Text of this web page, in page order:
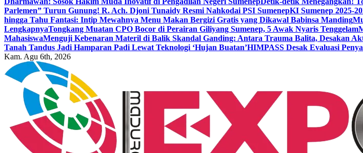
Parlemen” Turun Gunung! R. Ach. Djoni Tunaidy Resmi Nahkodai PSI SumenepKI Sumenep 2025-
hingga Tahu Fantasi: Intip Mewahnya Menu Makan Bergizi Gratis yang Dikawal Babinsa Manding
LengkapnyaTongkang Muatan CPO Bocor di Perairan Giliyang Sumenep, 5 Awak Nyaris Tenggelam
MahasiswaMenguji Kebenaran Materil di Balik Skandal Ganding: Antara Trauma Balita, Desakan
Tanah Tandus Jadi Hamparan Padi Lewat Teknologi ‘Hujan Buatan’HIMPASS Desak Evaluasi
Kam. Agu 6th, 2026